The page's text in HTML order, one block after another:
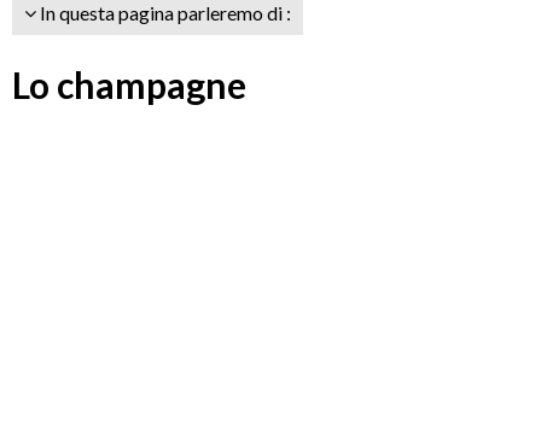
In questa pagina parleremo di :
Lo champagne